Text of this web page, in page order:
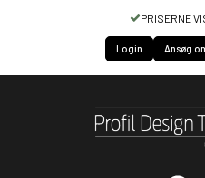
HURTIG
Login Ansøg